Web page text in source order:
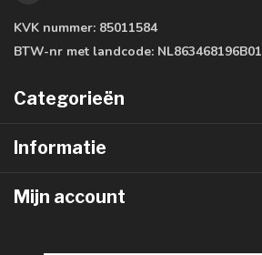
KVK nummer: 85011584
BTW-nr met landcode: NL863468196B01
Categorieën
Informatie
Mijn account